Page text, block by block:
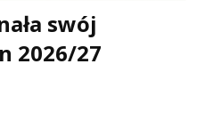
swój
2026/27